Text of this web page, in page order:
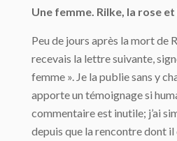
Une femme. Rilke, la rose
Peu de jours après la mort de
recevais la lettre suivante,
femme ». Je la publie sans y
apporte un témoignage si
commentaire est inutile; j’ai
depuis que la rencontre dont